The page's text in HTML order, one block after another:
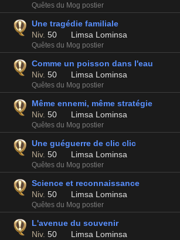
Quêtes du Mog postier
Une tragédie familiale
Niv. 50 Limsa Lominsa
Quêtes du Mog postier
Comme un poisson dans l'eau
Niv. 50 Limsa Lominsa
Quêtes du Mog postier
Même ennemi, même stratégie
Niv. 50 Limsa Lominsa
Quêtes du Mog postier
Une guéguerre de clic clic
Niv. 50 Limsa Lominsa
Quêtes du Mog postier
Science et reconnaissance
Niv. 50 Limsa Lominsa
Quêtes du Mog postier
L'avenue du souvenir
Niv. 50 Limsa Lominsa